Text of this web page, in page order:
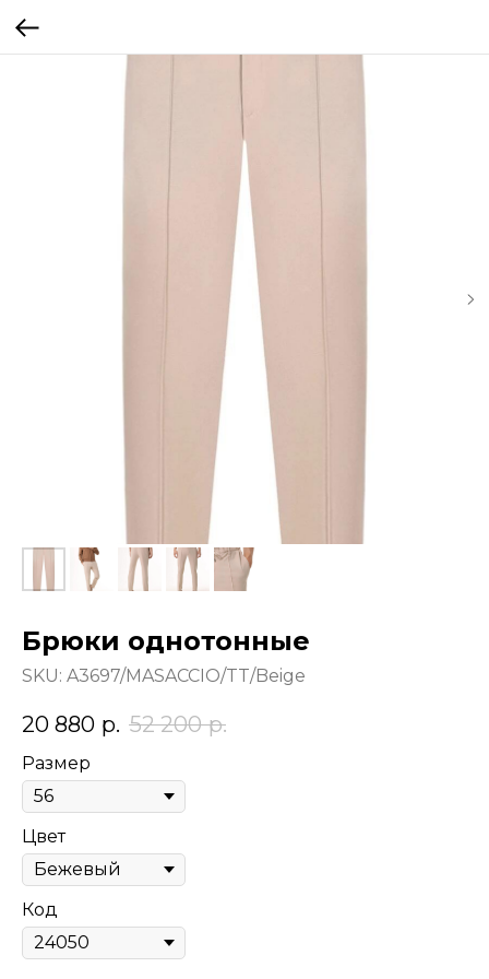
Брюки однотонные
SKU: A3697/MASACCIO/TT/Beige
20 880 р. 52 200 р.
Размер
Цвет
Код